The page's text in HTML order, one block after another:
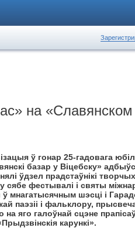
на
ў гонар 25-гадовага
базар у Віцебску»
ўдзел прадстаўнікі
фестывалі і святы
мнагатысячным шэсці і
паэзіі і фальклору,
яго галоўнай сцэне
карункі».